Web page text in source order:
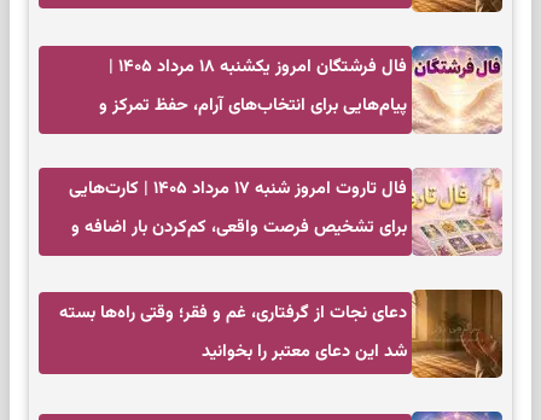
فال فرشتگان امروز یکشنبه ۱۸ مرداد ۱۴۰۵ |
پیام‌هایی برای انتخاب‌های آرام، حفظ تمرکز و
فال تاروت امروز شنبه ۱۷ مرداد ۱۴۰۵ | کارت‌هایی
برای تشخیص فرصت واقعی، کم‌کردن بار اضافه و
دعای نجات از گرفتاری، غم و فقر؛ وقتی راه‌ها بسته
شد این دعای معتبر را بخوانید